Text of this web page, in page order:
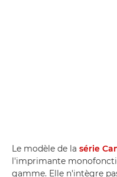
Le modèle de la série
l'imprimante
gamme. Elle n'intègre